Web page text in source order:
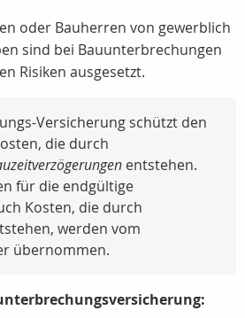
oder Bauherren von gewerblich
sind bei Bauunterbrechungen
Risiken ausgesetzt.
Versicherung schützt den
die durch
entstehen.
für die endgültige
Kosten, die durch
werden vom
übernommen.